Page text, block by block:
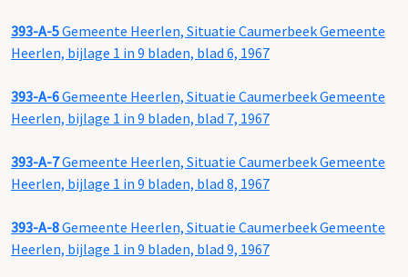
393-A-5Gemeente Heerlen, Situatie Caumerbeek Gemeente
Heerlen, bijlage 1 in 9 bladen, blad 6, 1967
393-A-6Gemeente Heerlen, Situatie Caumerbeek Gemeente
Heerlen, bijlage 1 in 9 bladen, blad 7, 1967
393-A-7Gemeente Heerlen, Situatie Caumerbeek Gemeente
Heerlen, bijlage 1 in 9 bladen, blad 8, 1967
393-A-8Gemeente Heerlen, Situatie Caumerbeek Gemeente
Heerlen, bijlage 1 in 9 bladen, blad 9, 1967